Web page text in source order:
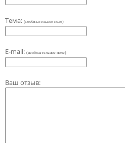
Тема: (необязательное поле)
E-mail: (необязательное поле)
Ваш отзыв: